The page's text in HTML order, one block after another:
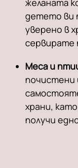
желаната
детето ви
уверено в
сервирате
Меса и
почистени
храни,
получи